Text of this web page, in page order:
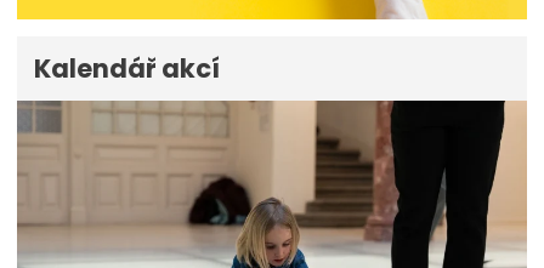
Kalendář akcí